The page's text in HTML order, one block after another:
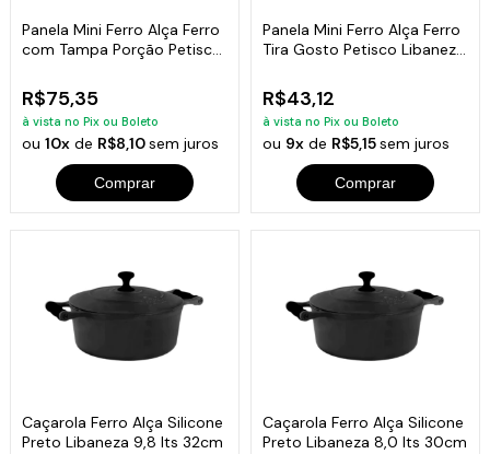
Panela Mini Ferro Alça Ferro
com Tampa Porção Petisco
R$75,35
à vista no Pix ou Boleto
ou10x de R$8,10sem juros
Comprar
Panela Mini Ferro Alça Ferro
Tira Gosto Petisco Libaneza
R$43,12
à vista no Pix ou Boleto
ou 9xde R$5,15sem juros
Comprar
Caçarola Ferro Alça Silicone
Preto Libaneza 9,8 lts 32cm
Caçarola Ferro Alça Silicone
Preto Libaneza 8,0 lts 30cm